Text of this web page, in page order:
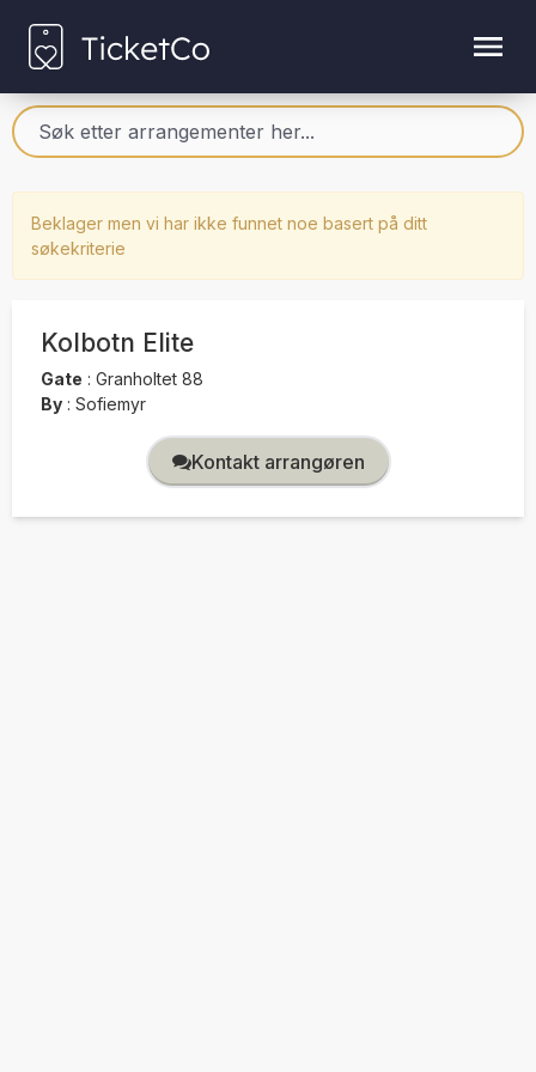
Beklager men vi har ikke funnet noe basert på ditt
søkekriterie
Kolbotn Elite
Gate : Granholtet 88
By : Sofiemyr
Kontakt arrangøren